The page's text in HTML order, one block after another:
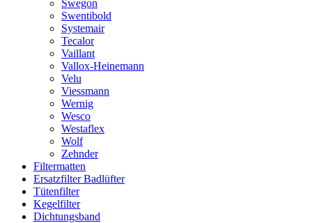
Swegon
Swentibold
Systemair
Tecalor
Vaillant
Vallox-Heinemann
Velu
Viessmann
Wernig
Wesco
Westaflex
Wolf
Zehnder
Filtermatten
Ersatzfilter Badlüfter
Tütenfilter
Kegelfilter
Dichtungsband